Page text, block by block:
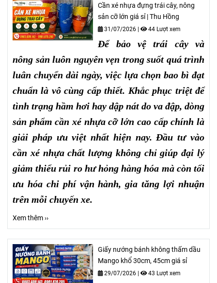
Cần xé nhựa đựng trái cây, nông
sản cỡ lớn giá sỉ | Thu Hồng
31/07/2026 | 44 Lượt xem
Để bảo vệ trái cây và
nông sản luôn nguyên vẹn trong suốt quá trình
luân chuyển dài ngày, việc lựa chọn bao bì đạt
chuẩn là vô cùng cấp thiết. Khắc phục triệt để
tình trạng hầm hơi hay dập nát do va đập, dòng
sản phẩm cần xé nhựa cỡ lớn cao cấp chính là
giải pháp ưu việt nhất hiện nay. Đầu tư vào
cần xé nhựa chất lượng không chỉ giúp đại lý
giảm thiểu rủi ro hư hỏng hàng hóa mà còn tối
ưu hóa chi phí vận hành, gia tăng lợi nhuận
trên mỗi chuyến xe.
Xem thêm ››
Giấy nướng bánh không thấm dầu
Mango khổ 30cm, 45cm giá sỉ
29/07/2026 | 43 Lượt xem